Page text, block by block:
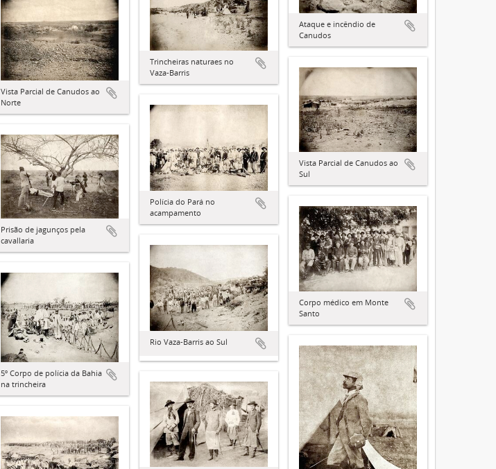
Ataque e incêndio de
Canudos
Trincheiras naturaes no
Vaza-Barris
Vista Parcial de Canudos ao
Norte
Vista Parcial de Canudos ao
Sul
Polícia do Pará no
acampamento
Prisão de jagunços pela
cavallaria
Corpo médico em Monte
Santo
Rio Vaza-Barris ao Sul
5º Corpo de polícia da Bahia
na trincheira